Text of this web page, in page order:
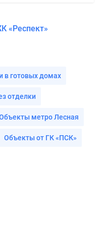
«Респект»
в готовых домах
отделки
метро Лесная
Объекты от ГК «ПСК»